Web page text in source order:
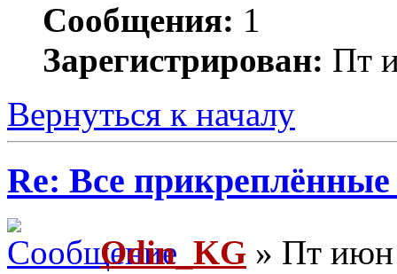
Сообщения: 1
Зарегистрирован: Пт
Вернуться к началу
Re: Все
Odin_KG » Пт июн